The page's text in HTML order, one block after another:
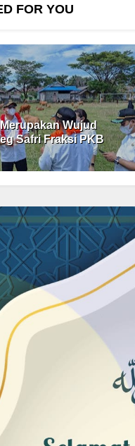
FOR YOU
Wujud
Safri Fraksi PKB